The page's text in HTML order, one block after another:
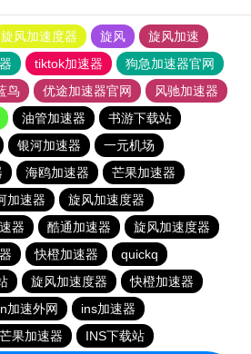
旋风加速度器 旋风
旋风加速
tiktok加速器
狗急加速器官网
鸟 优途加速器官网
风驰加速器
油管加速器
书游下载站
银河加速器
一元机场
海鸥加速器
芒果加速器
加速器
旋风加速度器
器 酷通加速器
旋风加速度器
快橙加速器
quickq
旋风加速度器
快橙加速器
加速外网
ins加速器
芒果加速器 INS下载站